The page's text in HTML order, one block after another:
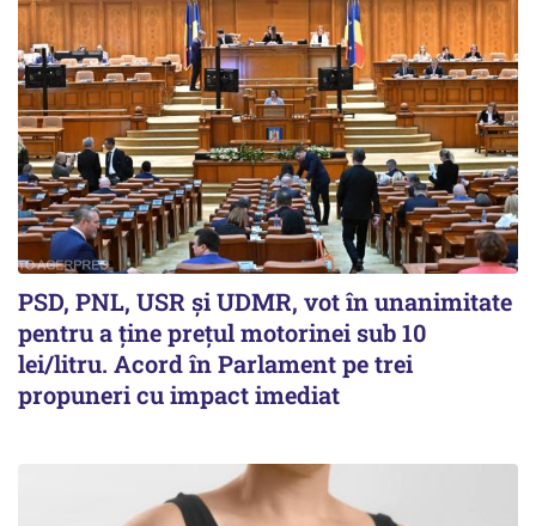
PSD, PNL, USR şi UDMR, vot în unanimitate
pentru a ţine preţul motorinei sub 10
lei/litru. Acord în Parlament pe trei
propuneri cu impact imediat